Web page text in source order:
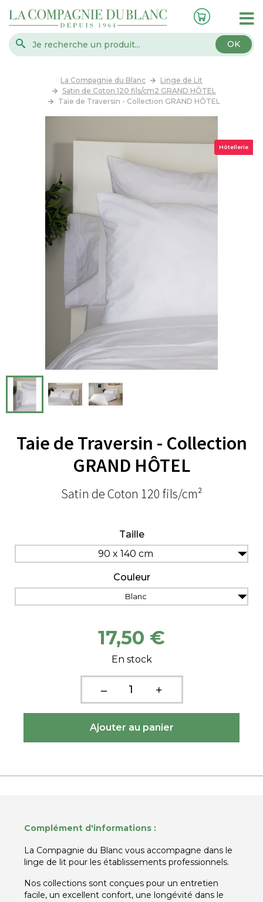
OK
La Compagnie du Blanc
Linge de Lit
Satin de Coton 120 fils/cm2 GRAND HÔTEL
Taie de Traversin - Collection GRAND HÔTEL
Hôtellerie
Taie de Traversin - Collection
GRAND HÔTEL
Satin de Coton 120 fils/cm²
Taille
90 x 140 cm
Couleur
Blanc
17,50 €
En stock
Complément d'informations :
La Compagnie du Blanc vous accompagne dans le
linge de lit pour les établissements professionnels.
Nos collections sont conçues pour un entretien
facile, un excellent confort, une longévité dans le